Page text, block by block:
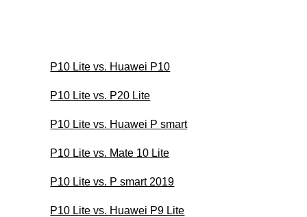
P10 Lite vs. Huawei P10
P10 Lite vs. P20 Lite
P10 Lite vs. Huawei P smart
P10 Lite vs. Mate 10 Lite
P10 Lite vs. P smart 2019
P10 Lite vs. Huawei P9 Lite